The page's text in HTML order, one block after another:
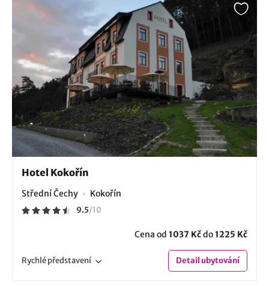
Hotel Kokořín
Střední Čechy Kokořín
9.5/10
Cena od 1037 Kčdo1225 Kč
Rychlépředstavení Detailubytování